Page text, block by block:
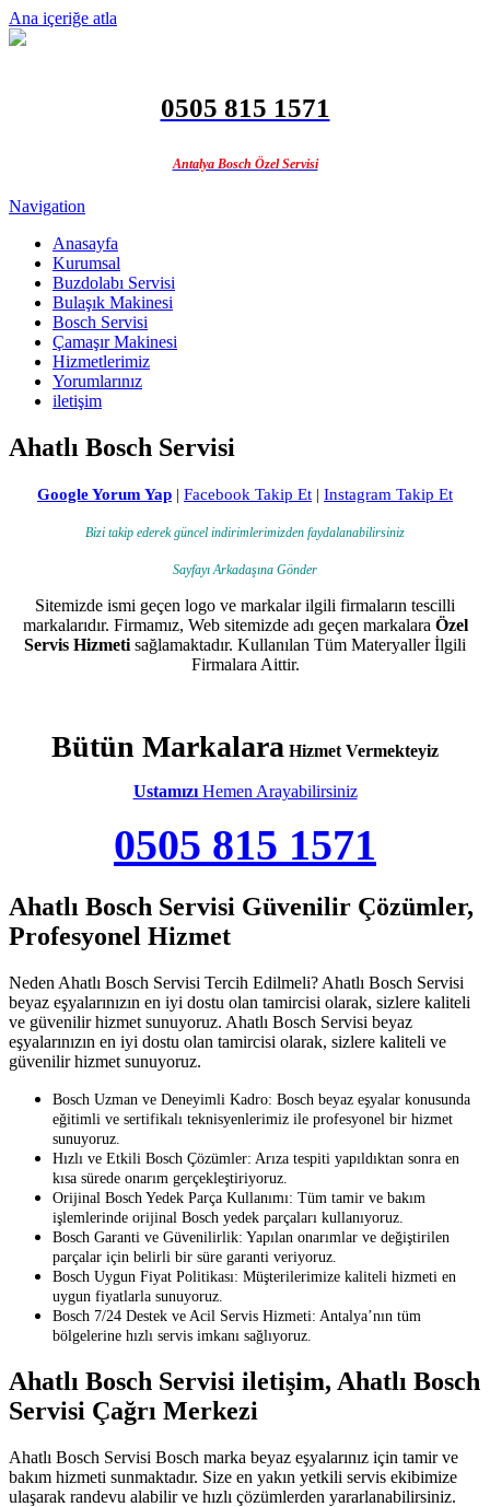
Ana içeriğe atla
0505 815 1571
Antalya Bosch Özel Servisi
Navigation
Anasayfa
Kurumsal
Buzdolabı Servisi
Bulaşık Makinesi
Bosch Servisi
Çamaşır Makinesi
Hizmetlerimiz
Yorumlarınız
iletişim
Ahatlı Bosch Servisi
Google Yorum Yap | Facebook Takip Et | Instagram Takip Et
Bizi takip ederek güncel indirimlerimizden faydalanabilirsiniz
Sayfayı Arkadaşına Gönder
Sitemizde ismi geçen logo ve markalar ilgili firmaların tescilli
markalarıdır. Firmamız, Web sitemizde adı geçen markalara Özel
Servis Hizmeti sağlamaktadır. Kullanılan Tüm Materyaller İlgili
Firmalara Aittir.
Bütün Markalara Hizmet Vermekteyiz
Ustamızı Hemen Arayabilirsiniz
0505 815 1571
Ahatlı Bosch Servisi Güvenilir Çözümler,
Profesyonel Hizmet
Neden Ahatlı Bosch Servisi Tercih Edilmeli? Ahatlı Bosch Servisi
beyaz eşyalarınızın en iyi dostu olan tamircisi olarak, sizlere kaliteli
ve güvenilir hizmet sunuyoruz. Ahatlı Bosch Servisi beyaz
eşyalarınızın en iyi dostu olan tamircisi olarak, sizlere kaliteli ve
güvenilir hizmet sunuyoruz.
Bosch Uzman ve Deneyimli Kadro: Bosch beyaz eşyalar konusunda
eğitimli ve sertifikalı teknisyenlerimiz ile profesyonel bir hizmet
sunuyoruz.
Hızlı ve Etkili Bosch Çözümler: Arıza tespiti yapıldıktan sonra en
kısa sürede onarım gerçekleştiriyoruz.
Orijinal Bosch Yedek Parça Kullanımı: Tüm tamir ve bakım
işlemlerinde orijinal Bosch yedek parçaları kullanıyoruz.
Bosch Garanti ve Güvenilirlik: Yapılan onarımlar ve değiştirilen
parçalar için belirli bir süre garanti veriyoruz.
Bosch Uygun Fiyat Politikası: Müşterilerimize kaliteli hizmeti en
uygun fiyatlarla sunuyoruz.
Bosch 7/24 Destek ve Acil Servis Hizmeti: Antalya’nın tüm
bölgelerine hızlı servis imkanı sağlıyoruz.
Ahatlı Bosch Servisi iletişim, Ahatlı Bosch
Servisi Çağrı Merkezi
Ahatlı Bosch Servisi Bosch marka beyaz eşyalarınız için tamir ve
bakım hizmeti sunmaktadır. Size en yakın yetkili servis ekibimize
ulaşarak randevu alabilir ve hızlı çözümlerden yararlanabilirsiniz.